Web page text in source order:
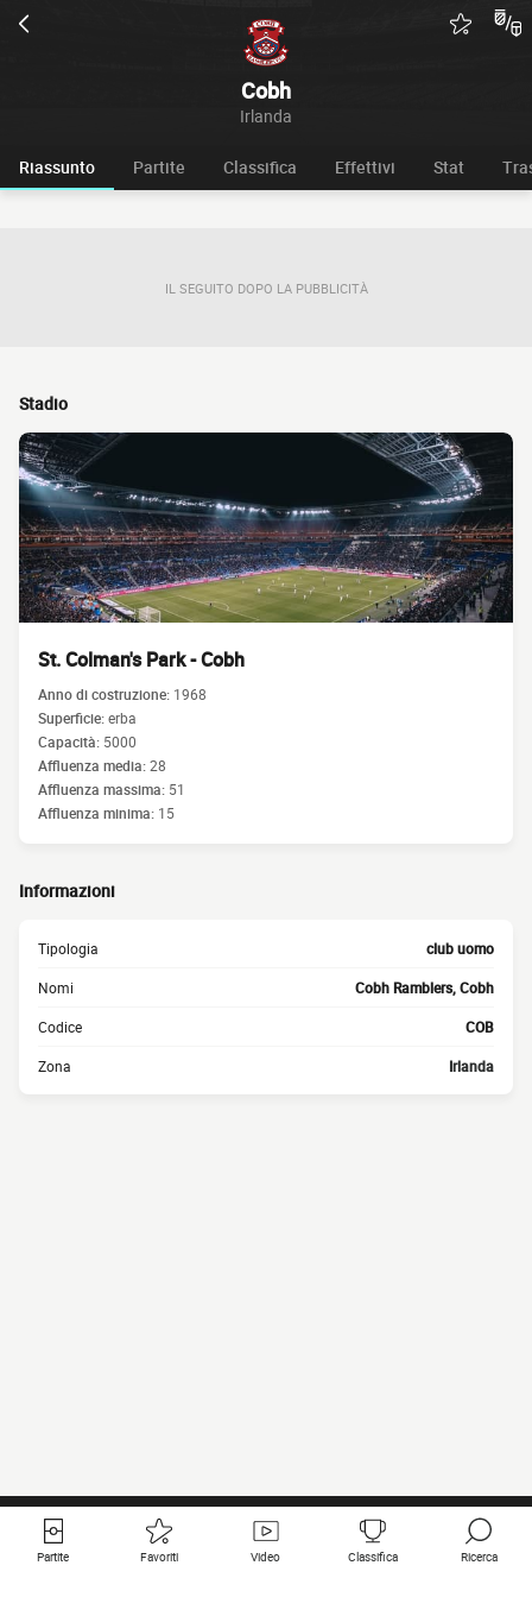
Cobh
Irlanda
Riassunto Partite Classifica Effettivi Stat
IL SEGUITO DOPO LA PUBBLICITÀ
Stadio
St. Colman's Park - Cobh
Anno di costruzione: 1968
Superficie:erba
Capacità: 5000
Affluenza media:28
Affluenza massima: 51
Affluenza minima: 15
Informazioni
Tipologia club uomo
Nomi Cobh Ramblers, Cobh
Codice COB
Zona Irlanda
Partite Favoriti Video Classifica Ricerca